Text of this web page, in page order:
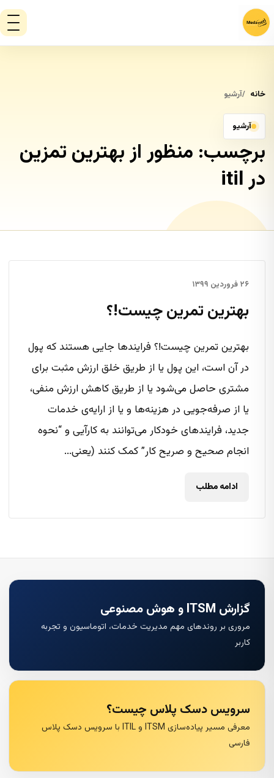
خانه آرشیو
آرشیو
برچسب: منظور از بهترین تمزین
در itil
۲۶ فروردین ۱۳۹۹
بهترین تمرین چیست!؟
بهترین تمرین چیست!؟ فرایندها جایی هستند که پول
در آن است، این پول یا از طریق خلق ارزش مثبت برای
مشتری حاصل می‌شود یا از طریق کاهش ارزش منفی،
یا از صرفه‌جویی در هزینه‌ها و یا از ارایه‌ی خدمات
جدید، فرایندهای خودکار می‌توانند به کارآیی و “نحوه
انجام صحیح و صریح کار” کمک کنند (یعنی...
ادامه مطلب
گزارش ITSM و هوش مصنوعی
مروری بر روندهای مهم مدیریت خدمات، اتوماسیون و تجربه
کاربر
سرویس دسک پلاس چیست؟
معرفی مسیر پیاده‌سازی ITSM و ITIL با سرویس دسک پلاس
فارسی